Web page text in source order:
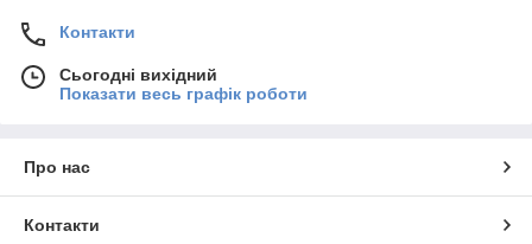
Контакти
Сьогодні вихідний
Показати весь графік роботи
Про нас
Контакти